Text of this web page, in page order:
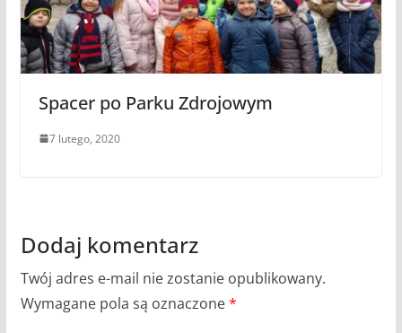
Spacer po Parku Zdrojowym
7 lutego, 2020
Dodaj komentarz
Twój adres e-mail nie zostanie opublikowany.
Wymagane pola są oznaczone*